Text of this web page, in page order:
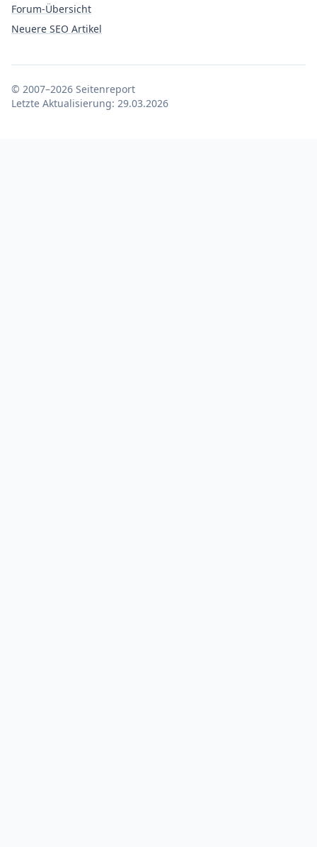
Forum-Übersicht
Neuere SEO Artikel
© 2007–2026 Seitenreport
Letzte Aktualisierung: 29.03.2026